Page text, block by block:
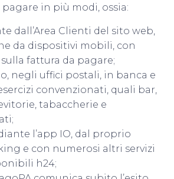
pagare in più modi, ossia:
dall’Area Clienti del sito web,
da dispositivi mobili, con
fattura da pagare;
negli uffici postali, in banca e
convenzionati, quali bar,
tabaccherie e
l’app IO, dal proprio
e con numerosi altri servizi
h24;